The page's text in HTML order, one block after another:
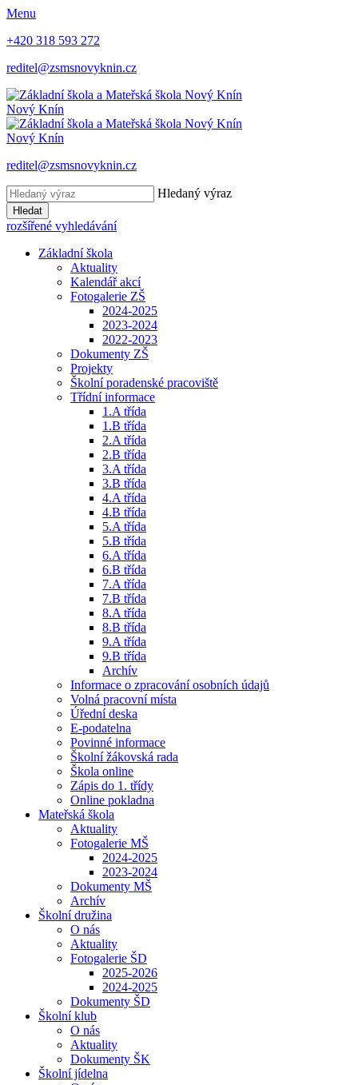
Menu
+420 318 593 272
reditel@zsmsnovyknin.cz
Nový Knín
Nový Knín
reditel@zsmsnovyknin.cz
Hledaný výraz
Hledat
rozšířené vyhledávání
Základní škola
Aktuality
Kalendář akcí
Fotogalerie ZŠ
2024-2025
2023-2024
2022-2023
Dokumenty ZŠ
Projekty
Školní poradenské pracoviště
Třídní informace
1.A třída
1.B třída
2.A třída
2.B třída
3.A třída
3.B třída
4.A třída
4.B třída
5.A třída
5.B třída
6.A třída
6.B třída
7.A třída
7.B třída
8.A třída
8.B třída
9.A třída
9.B třída
Archív
Informace o zpracování osobních údajů
Volná pracovní místa
Úřední deska
E-podatelna
Povinné informace
Školní žákovská rada
Škola online
Zápis do 1. třídy
Online pokladna
Mateřská škola
Aktuality
Fotogalerie MŠ
2024-2025
2023-2024
Dokumenty MŠ
Archív
Školní družina
O nás
Aktuality
Fotogalerie ŠD
2025-2026
2024-2025
Dokumenty ŠD
Školní klub
O nás
Aktuality
Dokumenty ŠK
Školní jídelna